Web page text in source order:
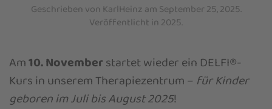
Geschrieben von KarlHeinz am September 25, 2025.
Veröffentlicht in 2025.
Am10. Novemberstartet wieder ein DELFI®-
Kurs in unserem Therapiezentrum – für Kinder
geboren im Juli bis August 2025!